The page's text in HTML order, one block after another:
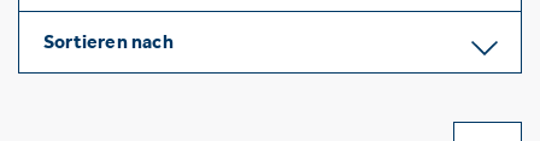
Sortieren nach